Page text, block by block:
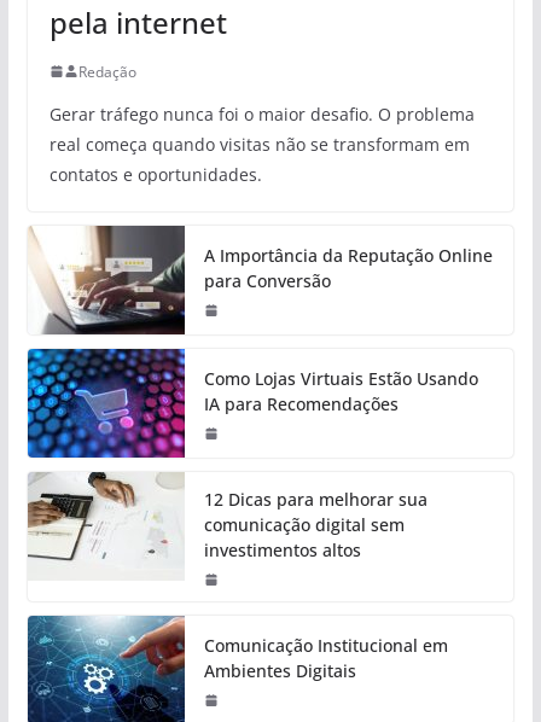
pela internet
Redação
Gerar tráfego nunca foi o maior desafio. O problema
real começa quando visitas não se transformam em
contatos e oportunidades.
A Importância da Reputação Online
para Conversão
Como Lojas Virtuais Estão Usando
IA para Recomendações
12 Dicas para melhorar sua
comunicação digital sem
investimentos altos
Comunicação Institucional em
Ambientes Digitais